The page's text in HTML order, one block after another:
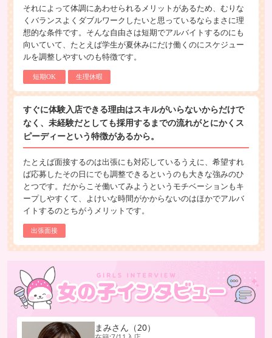
それによって体調にあわせられるメリットがあるため、むりな
くバランスよくダブルワークしたいと思っているならまさに理
想的な条件です。そんな自由さは短期でアルバイトするのにも
向いていて、たとえば学生が夏休みにだけ働くのにスケジュー
ルを調整しやすいのも特徴です。
短期OK 生理休暇
すぐに体験入店できる理由はスキルがいらないからだけで
なく、未経験だとしても採用するまでの流れがとにかくス
ピーディーという特徴があるから。
たとえば面接するのは出張にも対応しているうえに、希望すれ
ば応募したその日にでも調整できるというのも大きな強みのひ
とつです。だからこそ働いてみようというモチベーションもキ
ープしやすくて、よけいな時間がかからないのはほかでアルバ
イトするのとちがうメリットです。
出張面接
まみさん （20）